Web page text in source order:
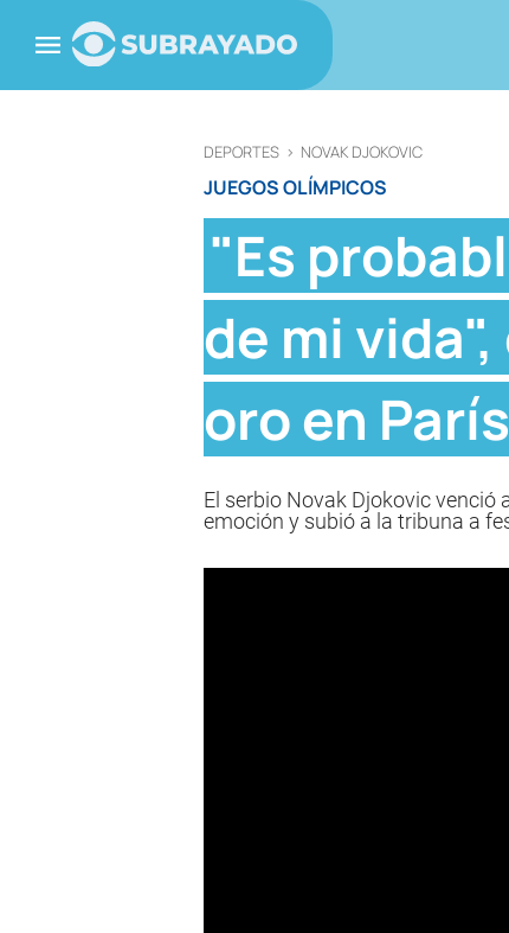
DEPORTES > NOVAK DJOKOVIC
JUEGOS OLÍMPICOS
"Es
de mi
oro en
El serbio Novak Djokovic venció
emoción y subió a la tribuna a